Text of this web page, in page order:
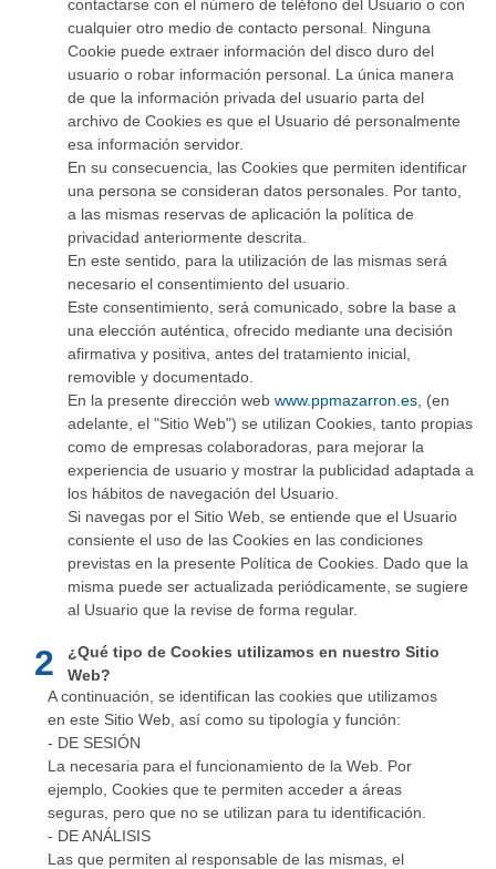
contactarse con el número de teléfono del Usuario o con
cualquier otro medio de contacto personal. Ninguna
Cookie puede extraer información del disco duro del
usuario o robar información personal. La única manera
de que la información privada del usuario parta del
archivo de Cookies es que el Usuario dé personalmente
esa información servidor.
En su consecuencia, las Cookies que permiten identificar
una persona se consideran datos personales. Por tanto,
a las mismas reservas de aplicación la política de
privacidad anteriormente descrita.
En este sentido, para la utilización de las mismas será
necesario el consentimiento del usuario.
Este consentimiento, será comunicado, sobre la base a
una elección auténtica, ofrecido mediante una decisión
afirmativa y positiva, antes del tratamiento inicial,
removible y documentado.
En la presente dirección web www.ppmazarron.es, (en
adelante, el "Sitio Web") se utilizan Cookies, tanto propias
como de empresas colaboradoras, para mejorar la
experiencia de usuario y mostrar la publicidad adaptada a
los hábitos de navegación del Usuario.
Si navegas por el Sitio Web, se entiende que el Usuario
consiente el uso de las Cookies en las condiciones
previstas en la presente Política de Cookies. Dado que la
misma puede ser actualizada periódicamente, se sugiere
al Usuario que la revise de forma regular.
2
¿Qué tipo de Cookies utilizamos en nuestro Sitio
Web?
A continuación, se identifican las cookies que utilizamos
en este Sitio Web, así como su tipología y función:
- DE SESIÓN
La necesaria para el funcionamiento de la Web. Por
ejemplo, Cookies que te permiten acceder a áreas
seguras, pero que no se utilizan para tu identificación.
- DE ANÁLISIS
Las que permiten al responsable de las mismas, el